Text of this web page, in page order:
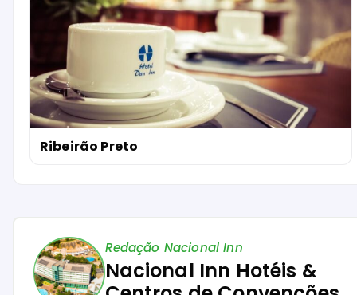
Ribeirão Preto
Redação Nacional Inn
Nacional Inn Hotéis &